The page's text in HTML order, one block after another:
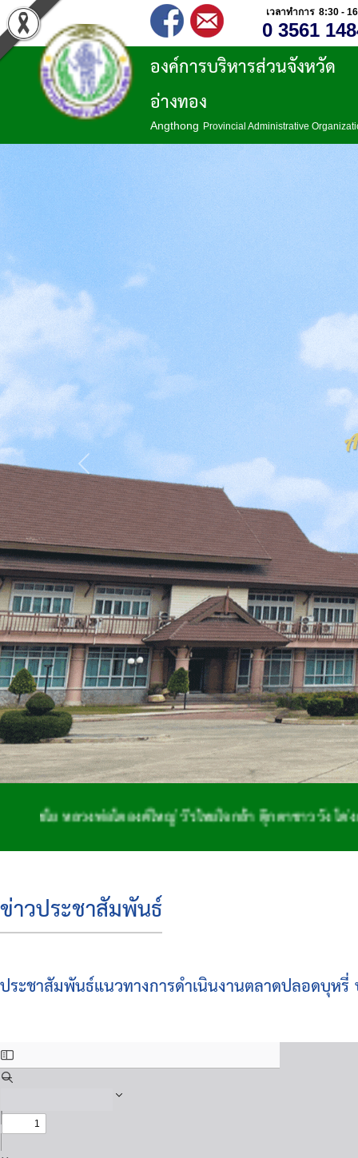
เวลาทำการ 8:30 -
0 3561
องค์การบริหารส่วนจังหวัด
อ่างทอง
Angthong Provincial Administrative
Previous
หลวงพ่อโตองค์ใหญ่ วีรไทยใจกล้า ตุ๊กตาชาววัง โด่งดังจักส
ข่าวประชาสัมพันธ์
ประชาสัมพันธ์แนวทางการดำเนินงานตลาดปลอดบุ